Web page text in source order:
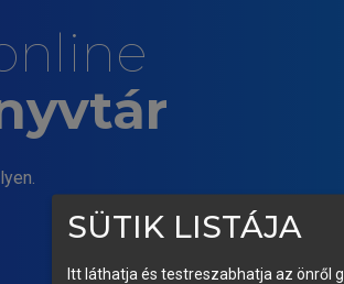
SÜTIK LISTÁJA
Itt láthatja és testreszabhatja az önről